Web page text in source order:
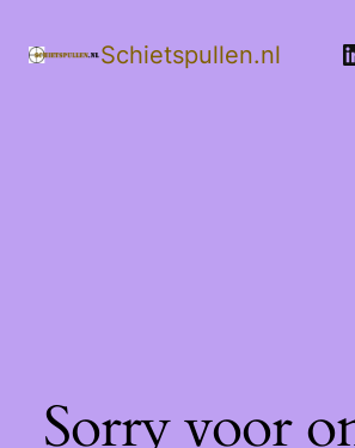
Schietspullen.nl
Sorry voor